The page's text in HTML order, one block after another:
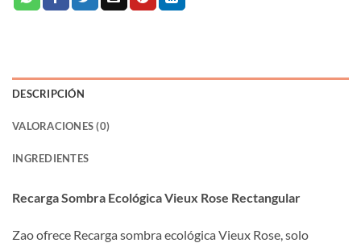
DESCRIPCIÓN
VALORACIONES (0)
INGREDIENTES
Recarga Sombra Ecológica Vieux Rose Rectangular
Zao ofrece Recarga sombra ecológica Vieux Rose, solo